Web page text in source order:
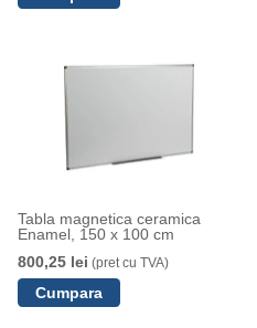
Tabla magnetica ceramica
Enamel, 150 x 100 cm
800,25 lei (pret cu TVA)